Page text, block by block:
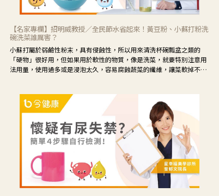
【名家專欄】招明威教授／全民節水省起來！黃豆粉、小蘇打粉洗
碗洗菜誰厲害？
小蘇打屬於弱鹼性粉末，具有侵蝕性，所以用來清洗杯碗瓢盆之類的
「硬物」很好用，但如果用於軟性的物質，像是洗菜，就要特別注意用
法用量，使用過多或是浸泡太久，容易腐蝕蔬菜的纖維，讓菜軟掉不清